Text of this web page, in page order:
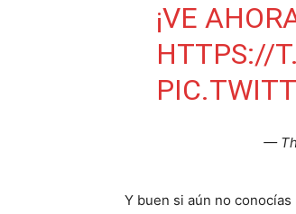
¡VE
HTTPS://
—
Y buen si aún no